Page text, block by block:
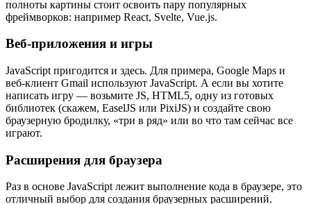
полноты картины стоит освоить пару популярных
фреймворков: например React, Svelte, Vue.js.
Веб-приложения и игры
JavaScript пригодится и здесь. Для примера, Google Maps и
веб-клиент Gmail используют JavaScript. А если вы хотите
написать игру — возьмите JS, HTML5, одну из готовых
библиотек (скажем, EaselJS или PixiJS) и создайте свою
браузерную бродилку, «три в ряд» или во что там сейчас все
играют.
Расширения для браузера
Раз в основе JavaScript лежит выполнение кода в браузере, это
отличный выбор для создания браузерных расширений.